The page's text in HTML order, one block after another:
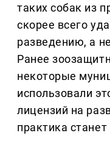
таких собак из
скорее всего
разведению, а
Ранее
некоторые
использовали
лицензий на
практика